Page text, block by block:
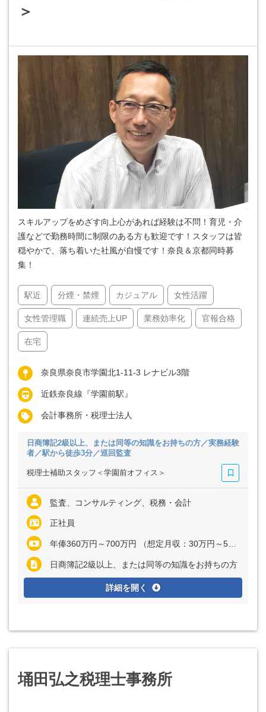
＞
スキルアップをめざす向上心があれば経験は不問！育児・介
護などで勤務時間に制限のある方も歓迎です！スタッフは皆
穏やかで、落ち着いた社風が自慢です！奈良＆京都同時募
集！
駅近 分煙・禁煙 カジュアル 女性活躍
女性管理職 連続売上UP 業務効率化 官報合格
在宅
奈良県奈良市学園北1-11-3 レナビル3階
近鉄奈良線『学園前駅』
会計事務所・税理士法人
日商簿記2級以上、または同等の知識をお持ちの方／実務経験
者／駅から徒歩3分／巡回監査
税理士補助スタッフ＜学園前オフィス＞
監査、コンサルティング、税務・会計
正社員
年俸360万円～700万円 （想定月収：30万円～58万3333円） ※経験・能力を考慮の上、決定いたします ※上記に固定残業代（月37時間分＝6万3270円～12万3025円）を含む ※超過分は別途全額支給"
日商簿記2級以上、または同等の知識をお持ちの方
詳細を開く
埇田弘之税理士事務所